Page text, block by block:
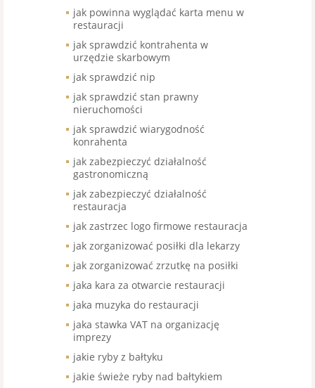
jak powinna wyglądać karta menu w
restauracji
jak sprawdzić kontrahenta w
urzędzie skarbowym
jak sprawdzić nip
jak sprawdzić stan prawny
nieruchomości
jak sprawdzić wiarygodność
konrahenta
jak zabezpieczyć działalność
gastronomiczną
jak zabezpieczyć działalność
restauracja
jak zastrzec logo firmowe restauracja
jak zorganizować posiłki dla lekarzy
jak zorganizować zrzutkę na posiłki
jaka kara za otwarcie restauracji
jaka muzyka do restauracji
jaka stawka VAT na organizację
imprezy
jakie ryby z bałtyku
jakie świeże ryby nad bałtykiem